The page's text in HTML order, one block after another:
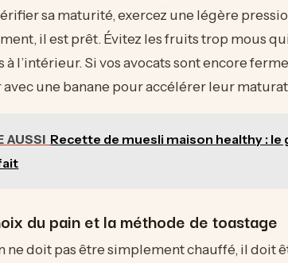
sa maturité, exercez une légère
il est prêt. Évitez les fruits trop mous
à l’intérieur. Si vos avocats sont encore
une banane pour accélérer leur
AUSSI Recette de muesli maison healthy :
du pain et la méthode de toastage
ne doit pas être simplement chauffé, il doit